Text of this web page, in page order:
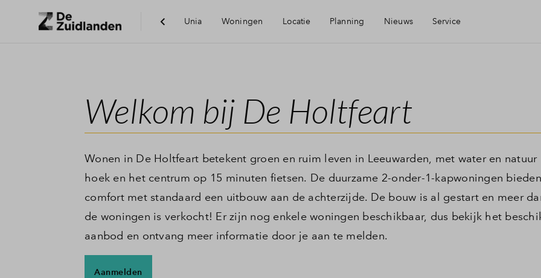
Unia Woningen Locatie
Voorzieningen
Planning Nieuws Service
Financiele check
Toewijzing
Welkom bij De Holtfeart
Wonen in De Holtfeart betekent groen en ruim leven in Leeuwarden, met water en natuur
hoek en het centrum op 15 minuten fietsen. De duurzame 2-onder-1-kapwoningen
comfort met standaard een uitbouw aan de achterzijde. De bouw is al gestart en meer
de woningen is verkocht! Er zijn nog enkele woningen beschikbaar, dus bekijk het
aanbod en ontvang meer informatie door je aan te melden.
Aanmelden